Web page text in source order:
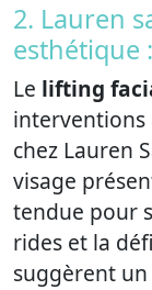
2. Lauren
esthétique
Le lifting
interventions
chez Lauren
visage
tendue pour
rides et la
suggèrent un